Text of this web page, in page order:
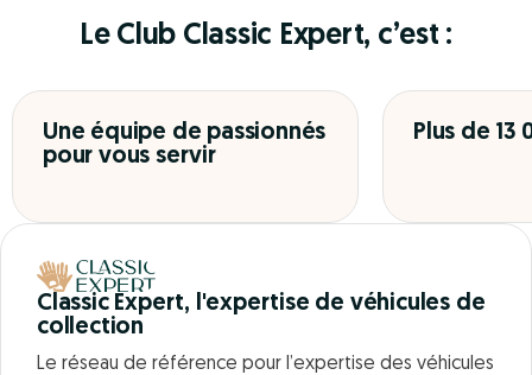
Le Club Classic Expert, c’est :
Une équipe de passionnés
pour vous servir
Plus de 13
Classic Expert, l'expertise de véhicules de
collection
Le réseau de référence pour l’expertise des véhicules